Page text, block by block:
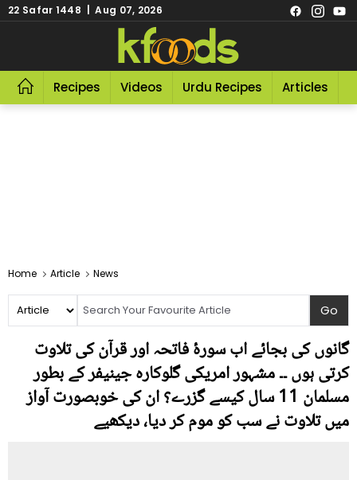
22 Safar 1448 | Aug 07, 2026
Recipes Videos Urdu Recipes Articles
Home Article News
گانوں کی بجائے اب سورۂ فاتحہ اور قرآن کی تلاوت
کرتی ہوں ۔۔ مشہور امریکی گلوکارہ جینیفر کے بطور
مسلمان 11 سال کیسے گزرے؟ ان کی خوبصورت آواز
میں تلاوت نے سب کو موم کر دیا، دیکھیے